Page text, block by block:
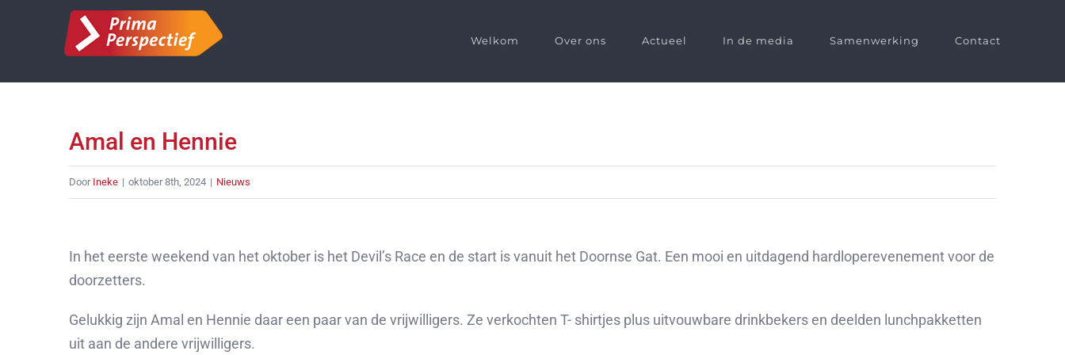
Welkom Over ons Actueel In de media Samenwerking Contact
Amal en Hennie
Door Ineke | oktober 8th, 2024 | Nieuws
grotere
afbeelding
In het eerste weekend van het oktober is het Devil’s Race en de start is vanuit het Doornse Gat. Een mooi en uitdagend hardloperevenement voor de
doorzetters.
Gelukkig zijn Amal en Hennie daar een paar van de vrijwilligers. Ze verkochten T- shirtjes plus uitvouwbare drinkbekers en deelden lunchpakketten
uit aan de andere vrijwilligers.